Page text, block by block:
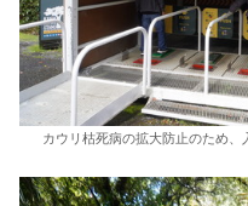
カウリ枯死病の拡大防止のため